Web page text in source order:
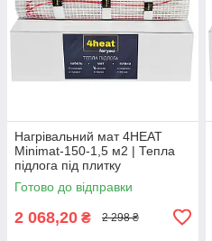
Нагрівальний мат 4HEAT
Minimat-150-1,5 м2 | Тепла
підлога під плитку
Готово до відправки
2 068,20 ₴ 2 298 ₴